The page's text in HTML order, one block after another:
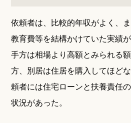
依頼者は、比較的年収がよく、
教育費等を結構かけていた実績
手方は相場より高額とみられる
方、別居は住居を購入してほど
頼者には住宅ローンと扶養責任
状況があった。